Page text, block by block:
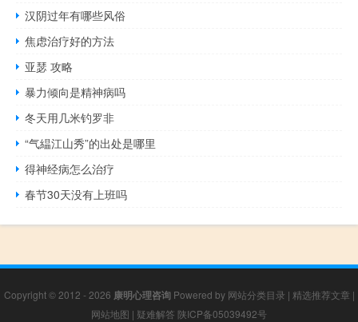
汉阴过年有哪些风俗
焦虑治疗好的方法
亚瑟 攻略
暴力倾向是精神病吗
冬天用几米钓罗非
“气緼江山秀”的出处是哪里
得神经病怎么治疗
春节30天没有上班吗
Copyright © 2012 - 2026 康明心理咨询Powered by 网站分类目录 | 精选推荐文章 |
网站地图 | 疑难解答 陕ICP备05039492号